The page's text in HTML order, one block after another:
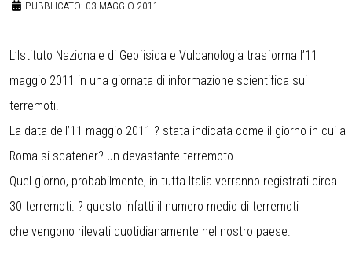
PUBBLICATO: 03 MAGGIO 2011
L’Istituto Nazionale di Geofisica e Vulcanologia trasforma l’11
maggio 2011 in una giornata di informazione scientifica sui
terremoti.
La data dell’11 maggio 2011 ? stata indicata come il giorno in cui a
Roma si scatener? un devastante terremoto.
Quel giorno, probabilmente, in tutta Italia verranno registrati circa
30 terremoti. ? questo infatti il numero medio di terremoti
che vengono rilevati quotidianamente nel nostro paese.